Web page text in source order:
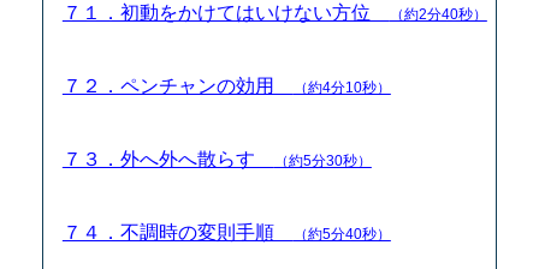
７１．初動をかけてはいけない方位 （約2分40秒）
７２．ペンチャンの効用 （約4分10秒）
７３．外へ外へ散らす （約5分30秒）
７４．不調時の変則手順 （約5分40秒）